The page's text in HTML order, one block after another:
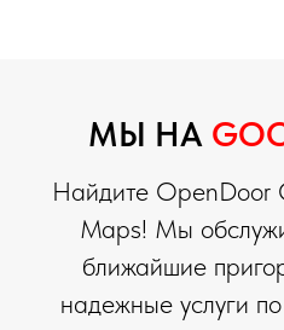
МЫ НА
Найдите OpenDoor
Maps! Мы
ближайшие
надежные услуги